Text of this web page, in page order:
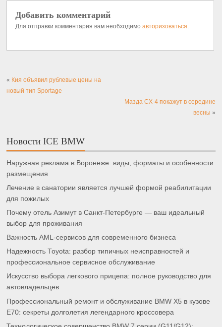
Добавить комментарий
Для отправки комментария вам необходимоавторизоваться.
« Кия объявил рублевые цены на
новый тип Sportage
Мазда CX-4 покажут в середине
весны »
Новости ICE BMW
Наружная реклама в Воронеже: виды, форматы и особенности
размещения
Лечение в санатории является лучшей формой реабилитации
для пожилых
Почему отель Азимут в Санкт-Петербурге — ваш идеальный
выбор для проживания
Важность AML-сервисов для современного бизнеса
Надежность Toyota: разбор типичных неисправностей и
профессиональное сервисное обслуживание
Искусство выбора легкового прицепа: полное руководство для
автовладельцев
Профессиональный ремонт и обслуживание BMW X5 в кузове
E70: секреты долголетия легендарного кроссовера